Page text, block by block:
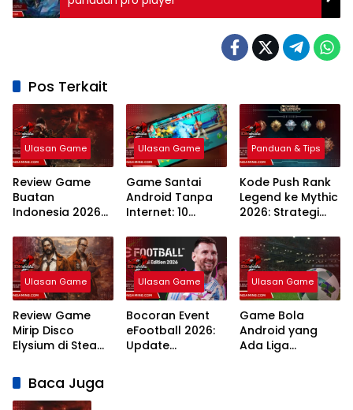
Pos Terkait
Ulasan Game
Review Game
Buatan
Indonesia 2026
Developer Lokal
Ulasan Game
Game Santai
Android Tanpa
Internet: 10
Teratas Tahun
2026
Panduan & Tips
Kode Push Rank
Legend ke Mythic
2026: Strategi
Rahasia
Winstreak
Terbaru
Ulasan Game
Review Game
Mirip Disco
Elysium di Steam:
RPG Naratif
Terbaik 2026
Ulasan Game
Bocoran Event
eFootball 2026:
Update
Ulasan Game
Game Bola
Android yang
Ada Liga
Baca Juga